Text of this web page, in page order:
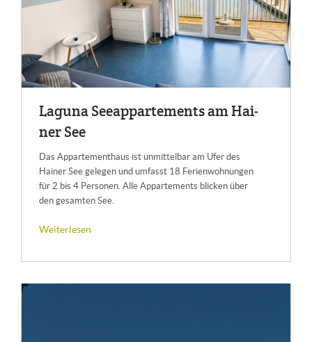
La­gu­na See­ap­par­te­ments am Hai­
ner See
Das Appartementhaus ist unmittelbar am Ufer des
Hainer See gelegen und umfasst 18 Ferienwohnungen
für 2 bis 4 Personen. Alle Appartements blicken über
den gesamten See.
Weiterlesen